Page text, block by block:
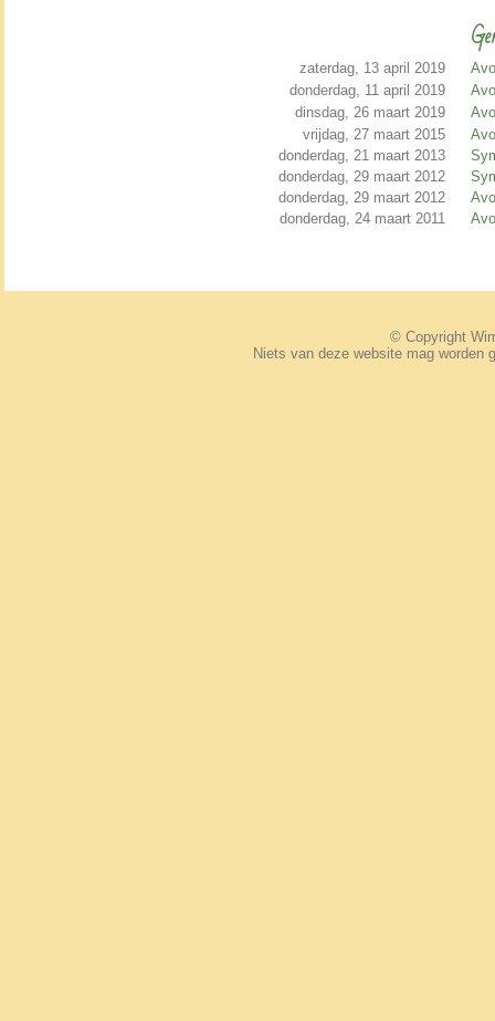
zaterdag, 13 april 2019
donderdag, 11 april 2019
dinsdag, 26 maart 2019
vrijdag, 27 maart 2015
donderdag, 21 maart 2013
donderdag, 29 maart 2012
donderdag, 29 maart 2012
donderdag, 24 maart 2011
© Copyright
Niets van deze website mag worden